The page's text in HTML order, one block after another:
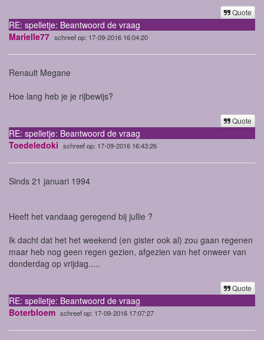
Quote
RE: spelletje: Beantwoord de vraag
Marielle77 schreef op: 17-09-2016 16:04:20
Renault Megane
Hoe lang heb je je rijbewijs?
Quote
RE: spelletje: Beantwoord de vraag
Toedeledoki schreef op: 17-09-2016 16:43:26
Sinds 21 januari 1994
Heeft het vandaag geregend bij jullie ?
Ik dacht dat het het weekend (en gister ook al) zou gaan regenen
maar heb nog geen regen gezien, afgezien van het onweer van
donderdag op vrijdag.....
Quote
RE: spelletje: Beantwoord de vraag
Boterbloem schreef op: 17-09-2016 17:07:27